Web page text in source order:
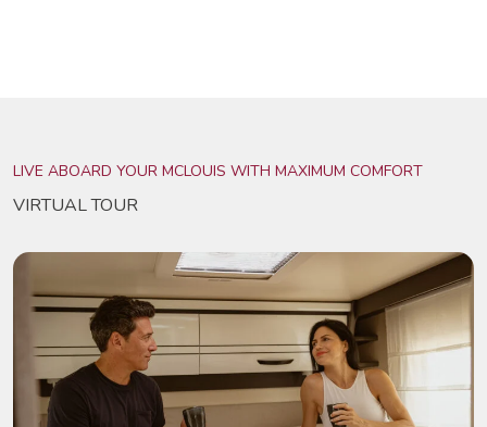
LIVE ABOARD YOUR MCLOUIS WITH MAXIMUM COMFORT
VIRTUAL TOUR